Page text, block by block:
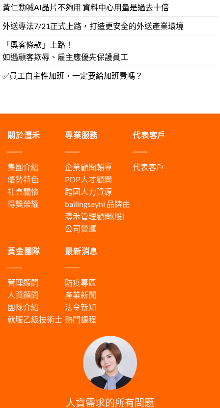
黃仁勳喊AI晶片不夠用 資料中心用量是過去十倍
外送專法7/21正式上路，打造更安全的外送產業環境
「奧客條款」上路！
如遇顧客欺辱、雇主應優先保護員工
✅員工自主性加班，一定要給加班費嗎？
關於灃禾
集團介紹
優勢特色
社會關懷
得獎榮耀
專業服務
企業顧問輔導
PDP人才顧問
跨國人力資源
bailingsayhi 品牌由
灃禾管理顧問(股)
公司營運
代表客戶
代表客戶
黃金團隊
管理顧問
人資顧問
團隊介紹
就服乙級技術士
最新消息
防疫專區
產業新聞
法令新知
熱門課程
人資需求的所有問題